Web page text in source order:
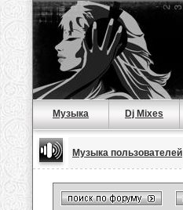
Музыка Dj Mixes
Музыка пользователей